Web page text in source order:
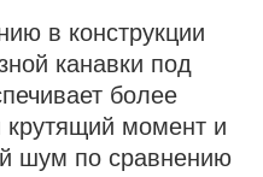
в конструкции
канавки под
более
момент и
шум по сравнению